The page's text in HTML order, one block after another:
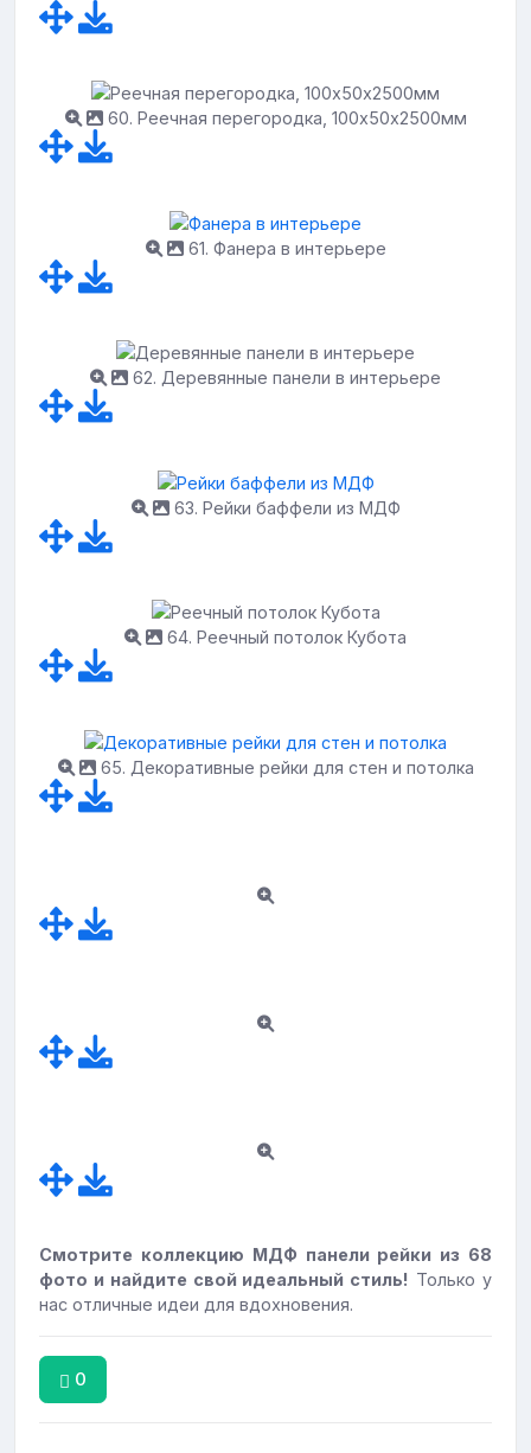
60. Реечная перегородка, 100х50х2500мм
61. Фанера в интерьере
62. Деревянные панели в интерьере
63. Рейки баффели из МДФ
64. Реечный потолок Кубота
65. Декоративные рейки для стен и потолка
Смотрите коллекцию МДФ панели рейки из 68
фото и найдите свой идеальный стиль! Только у
нас отличные идеи для вдохновения.
0